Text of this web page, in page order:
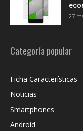
27
Categoría popular
Ficha Características
Noticias
Smartphones
Android